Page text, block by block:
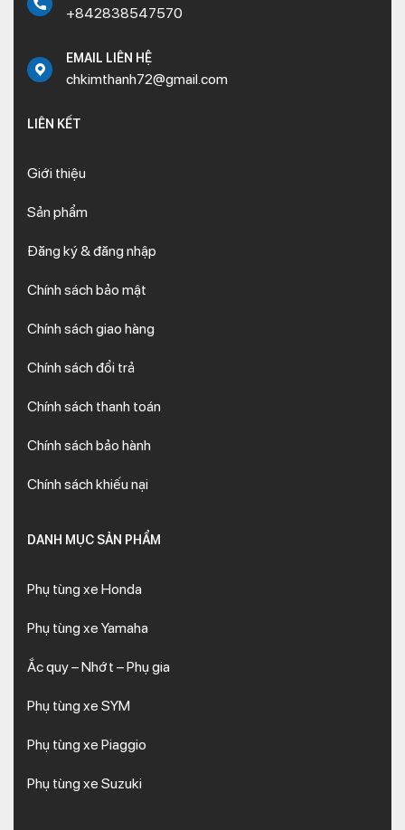
+842838547570
EMAIL LIÊN HỆ
chkimthanh72@gmail.com
LIÊN KẾT
Giới thiệu
Sản phẩm
Đăng ký & đăng nhập
Chính sách bảo mật
Chính sách giao hàng
Chính sách đổi trả
Chính sách thanh toán
Chính sách bảo hành
Chính sách khiếu nại
DANH MỤC SẢN PHẨM
Phụ tùng xe Honda
Phụ tùng xe Yamaha
Ắc quy – Nhớt – Phụ gia
Phụ tùng xe SYM
Phụ tùng xe Piaggio
Phụ tùng xe Suzuki